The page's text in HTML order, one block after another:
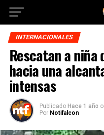
INTERNACIONALES
Rescatan a niña
hacia una
intensas
Publicado Hace 1 año
Por Notifalcon